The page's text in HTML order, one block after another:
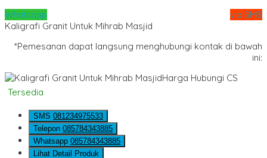
Whatsapp
via SMS
Kaligrafi Granit Untuk Mihrab Masjid
*Pemesanan dapat langsung menghubungi kontak di bawah
ini:
Harga Hubungi CS
Tersedia
SMS 081234975533
Telepon 085784343885
Whatsapp 085784343885
Lihat Detail Produk